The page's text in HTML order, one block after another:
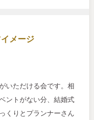
メージ
いただける会です。相
ントがない分、結婚式
くりとプランナーさん